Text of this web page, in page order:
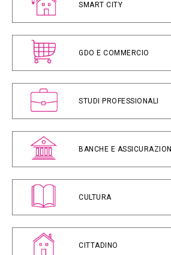
SMART CITY
GDO E COMMERCIO
STUDI PROFESSIONALI
BANCHE E ASSICURAZIONI
CULTURA
CITTADINO